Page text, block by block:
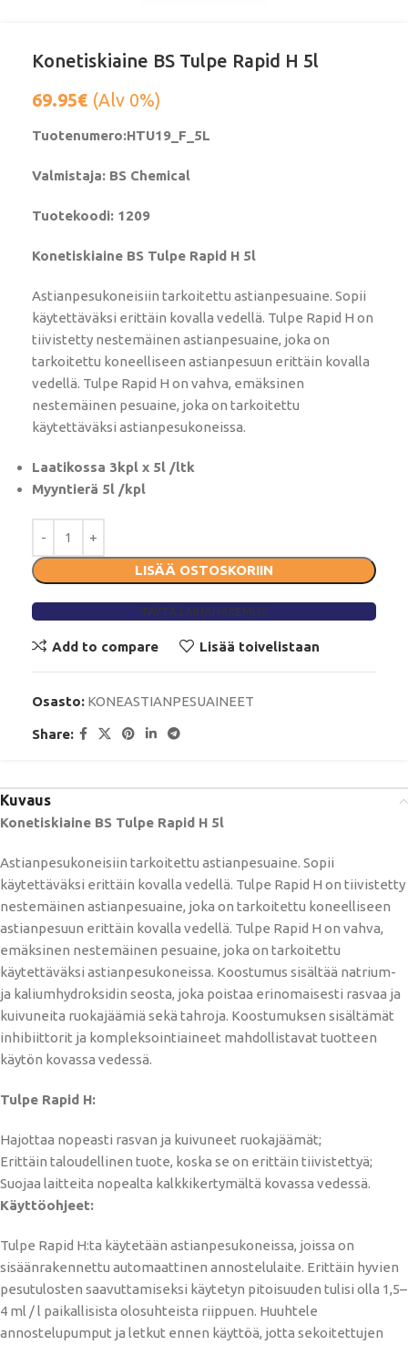
Konetiskiaine BS Tulpe Rapid H 5l
69.95€ (Alv 0%)
Tuotenumero:HTU19_F_5L
Valmistaja: BS Chemical
Tuotekoodi: 1209
Konetiskiaine BS Tulpe Rapid H 5l
Astianpesukoneisiin tarkoitettu astianpesuaine. Sopii
käytettäväksi erittäin kovalla vedellä. Tulpe Rapid H on
tiivistetty nestemäinen astianpesuaine, joka on
tarkoitettu koneelliseen astianpesuun erittäin kovalla
vedellä. Tulpe Rapid H on vahva, emäksinen
nestemäinen pesuaine, joka on tarkoitettu
käytettäväksi astianpesukoneissa.
Laatikossa 3kpl x 5l /ltk
Myyntierä 5l /kpl
LISÄÄ OSTOSKORIIN
TÄYTÄ LAINAHAKEMUS
Add to compare Lisää toivelistaan
Osasto: KONEASTIANPESUAINEET
Share:
Kuvaus
Konetiskiaine BS Tulpe Rapid H 5l
Astianpesukoneisiin tarkoitettu astianpesuaine. Sopii
käytettäväksi erittäin kovalla vedellä. Tulpe Rapid H on tiivistetty
nestemäinen astianpesuaine, joka on tarkoitettu koneelliseen
astianpesuun erittäin kovalla vedellä. Tulpe Rapid H on vahva,
emäksinen nestemäinen pesuaine, joka on tarkoitettu
käytettäväksi astianpesukoneissa. Koostumus sisältää natrium-
ja kaliumhydroksidin seosta, joka poistaa erinomaisesti rasvaa ja
kuivuneita ruokajäämiä sekä tahroja. Koostumuksen sisältämät
inhibiittorit ja kompleksointiaineet mahdollistavat tuotteen
käytön kovassa vedessä.
Tulpe Rapid H:
Hajottaa nopeasti rasvan ja kuivuneet ruokajäämät;
Erittäin taloudellinen tuote, koska se on erittäin tiivistettyä;
Suojaa laitteita nopealta kalkkikertymältä kovassa vedessä.
Käyttöohjeet:
Tulpe Rapid H:ta käytetään astianpesukoneissa, joissa on
sisäänrakennettu automaattinen annostelulaite. Erittäin hyvien
pesutulosten saavuttamiseksi käytetyn pitoisuuden tulisi olla 1,5–
4 ml / l paikallisista olosuhteista riippuen. Huuhtele
annostelupumput ja letkut ennen käyttöä, jotta sekoitettujen